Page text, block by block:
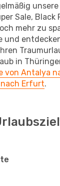
Sale, Black
mehr zu
und
in
von Antalya
Erfurt.